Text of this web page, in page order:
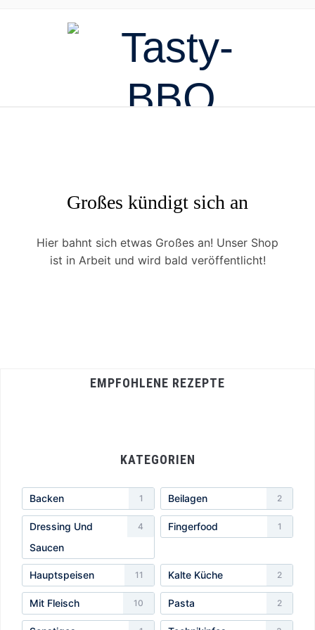
Großes kündigt sich an
Hier bahnt sich etwas Großes an! Unser Shop
ist in Arbeit und wird bald veröffentlicht!
EMPFOHLENE REZEPTE
KATEGORIEN
Backen 1 Beilagen 2
Dressing Und
Saucen
4 Fingerfood 1
Hauptspeisen 11 Kalte Küche 2
Mit Fleisch 10 Pasta 2